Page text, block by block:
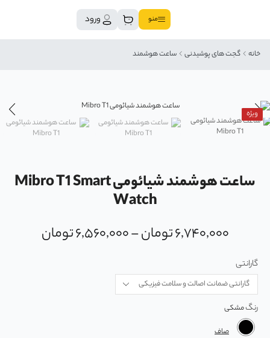
منو ورود
خانه گجت های پوشیدنی ساعت هوشمند
ویژه
ساعت هوشمند شیائومی Mibro T1 Smart
Watch
۶,۷۴۰,۰۰۰تومان–۶,۵۶۰,۰۰۰تومان
گارانتی
رنگ
صاف